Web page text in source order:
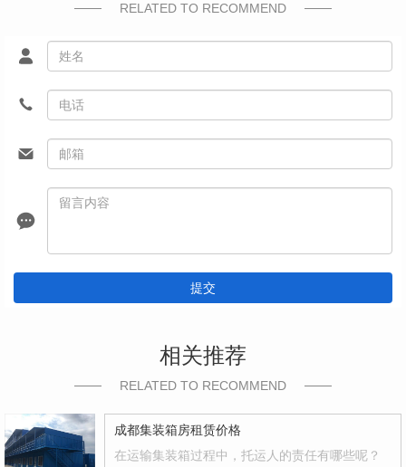
RELATED TO RECOMMEND
提交
相关推荐
RELATED TO RECOMMEND
成都集装箱房租赁价格
在运输集装箱过程中，托运人的责任有哪些呢？